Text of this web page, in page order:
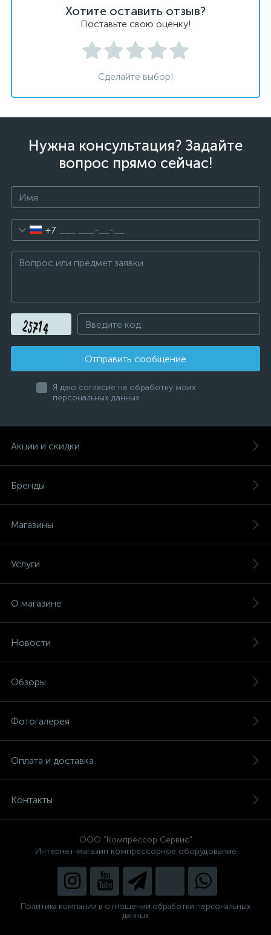
Хотите оставить отзыв?
Поставьте свою оценку!
Сделайте выбор!
Нужна консультация? Задайте
вопрос прямо сейчас!
+7
Отправить сообщение
Я даю согласие на обработку моих
персональных данных
Акции и скидки
Бренды
Магазины
Услуги
О магазине
Новости
Обзоры
Фотогалерея
Оплата и доставка
Контакты
ООО "Компрессор Сервис"
Интернет-магазин компрессорное оборудование
Политика компании в отношении обработки персональных
данных